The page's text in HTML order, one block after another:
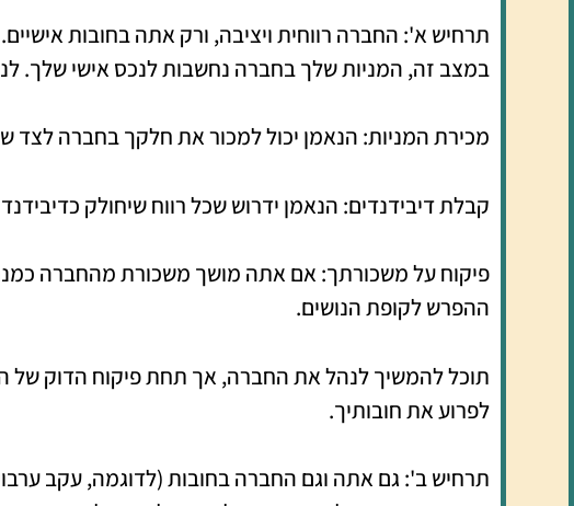
תרחיש א': החברה רווחית ויציבה, ורק אתה בחובות אישיים.
במצב זה, המניות שלך בחברה נחשבות לנכס אישי שלך.
מכירת המניות: הנאמן יכול למכור את חלקך בחברה לצד
קבלת דיבידנדים: הנאמן ידרוש שכל רווח שיחולק
פיקוח על משכורתך: אם אתה מושך משכורת מהחברה
ההפרש לקופת הנושים.
תוכל להמשיך לנהל את החברה, אך תחת פיקוח הדוק
לפרוע את חובותיך.
תרחיש ב': גם אתה וגם החברה בחובות (לדוגמה, עקב